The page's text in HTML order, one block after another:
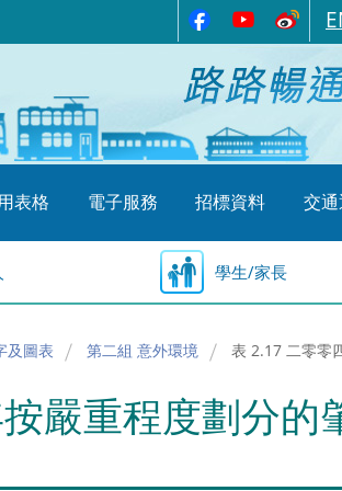
表格 電子服務 招標資料 交
學生/家長
及圖表 第二組 意外環境 表 2.17 二零零
嚴重程度劃分的